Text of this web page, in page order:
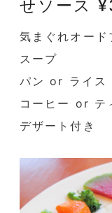
せソース
気まぐれオード
スープ
パン or ライス
コーヒー or テ
デザート付き